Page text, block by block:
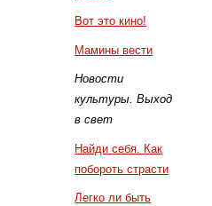
Вот это кино!
Мамины вести
Новости
культуры. Выход
в свет
Найди себя. Как
побороть страсти
Легко ли быть